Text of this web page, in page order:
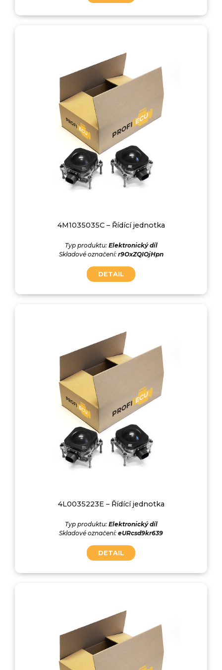
4M1035035C – Řídící jednotka
Typ produktu: Elektronický díl
Skladové označení: r9OxZQIOjHpn
DETAIL
4L0035223E – Řídící jednotka
Typ produktu: Elektronický díl
Skladové označení: eURcsd9kr639
DETAIL